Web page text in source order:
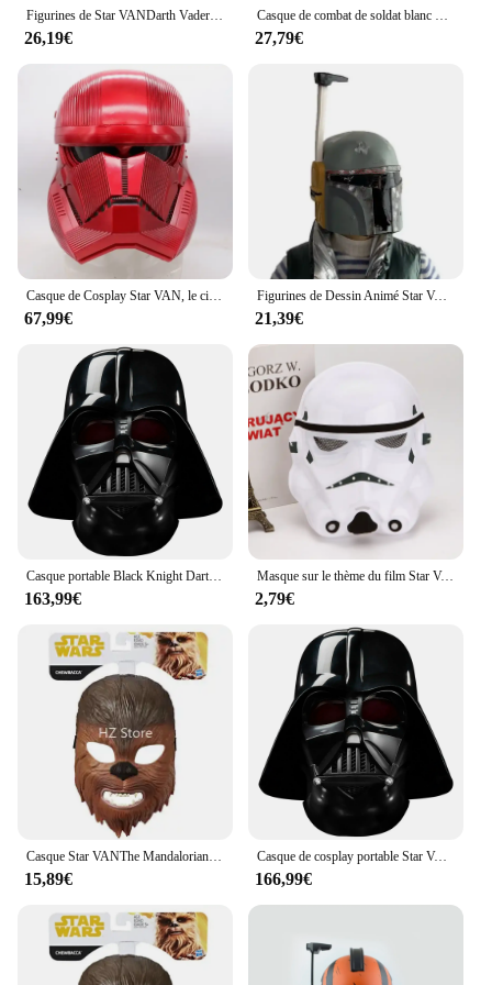
Figurines de Star VANDarth Vader pour adultes et enfants, casque de cosplay Casco, tête complète Mando Bounty Hunter, masque, jouets d'ornement, cadeau
26,19€
Casque de combat de soldat blanc Star VAN, accessoires de jeu en direct d'Halloween, masque Stormtrooper, le réveil de la force, ornement
27,79€
Casque de Cosplay Star VAN, le cimetière du Mandalorien Casco, tête complète, chasseur de primes Mando, masque en PVC, cadeaux d'anniversaire et de nouvel an
67,99€
Figurines de Dessin Animé Star VAN, Jedi, Darth Vader, Casque de Cosplay Casco, Tête Complète, Mando, Bounty Hunter, Modèle de Masque, Cadeaux d'Anniversaire pour Adulte
21,39€
163,99€
Masque sur le thème du film Star VAN, masque de soldat noir Kokor blanc, masque de soldat clone, décoration de fête pour enfants, cadeau d'anniversaire
2,79€
15,89€
Casque de cosplay portable Star VAN, Knight noir, Dark Vador, modèle de collection F8103, ornements de jouets, marchandises originales, cadeau d'anniversaire, 1:1
166,99€